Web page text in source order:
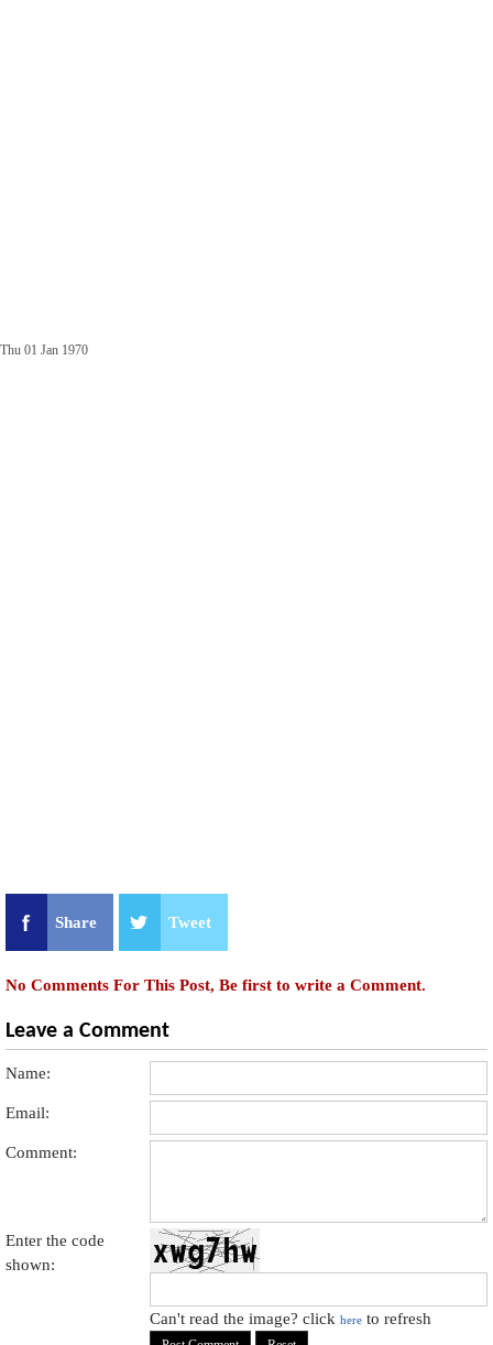
Thu 01 Jan 1970
Share Tweet
No Comments For This Post, Be first to write a Comment.
Leave a Comment
Name:
Email:
Comment:
Enter the code
shown:
Can't read the image? clickhere to refresh